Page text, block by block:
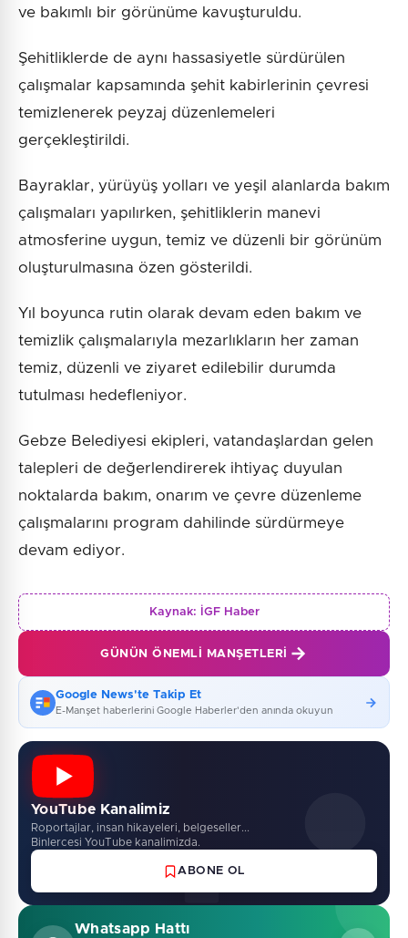
ve bakımlı bir görünüme kavuşturuldu.
Şehitliklerde de aynı hassasiyetle sürdürülen
çalışmalar kapsamında şehit kabirlerinin çevresi
temizlenerek peyzaj düzenlemeleri
gerçekleştirildi.
Bayraklar, yürüyüş yolları ve yeşil alanlarda bakım
çalışmaları yapılırken, şehitliklerin manevi
atmosferine uygun, temiz ve düzenli bir görünüm
oluşturulmasına özen gösterildi.
Yıl boyunca rutin olarak devam eden bakım ve
temizlik çalışmalarıyla mezarlıkların her zaman
temiz, düzenli ve ziyaret edilebilir durumda
tutulması hedefleniyor.
Gebze Belediyesi ekipleri, vatandaşlardan gelen
talepleri de değerlendirerek ihtiyaç duyulan
noktalarda bakım, onarım ve çevre düzenleme
çalışmalarını program dahilinde sürdürmeye
devam ediyor.
Kaynak: İGF Haber
GÜNÜN ÖNEMLI MANŞETLERI
Google News'te Takip Et
E-Manşet haberlerini Google Haberler'den anında okuyun
YouTube Kanalimiz
Roportajlar, insan hikayeleri, belgeseller...
Binlercesi YouTube kanalimizda.
ABONE OL
Whatsapp Hattı